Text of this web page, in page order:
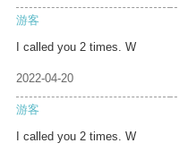
游客
I called you 2 times. W
2022-04-20
游客
I called you 2 times. W